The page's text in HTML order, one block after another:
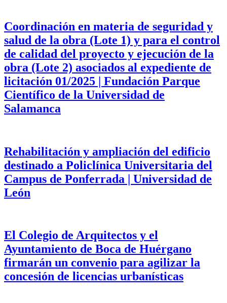
Coordinación en materia de seguridad y
salud de la obra (Lote 1) y para el control
de calidad del proyecto y ejecución de la
obra (Lote 2) asociados al expediente de
licitación 01/2025 | Fundación Parque
Científico de la Universidad de
Salamanca
Rehabilitación y ampliación del edificio
destinado a Policlínica Universitaria del
Campus de Ponferrada | Universidad de
León
El Colegio de Arquitectos y el
Ayuntamiento de Boca de Huérgano
firmarán un convenio para agilizar la
concesión de licencias urbanísticas